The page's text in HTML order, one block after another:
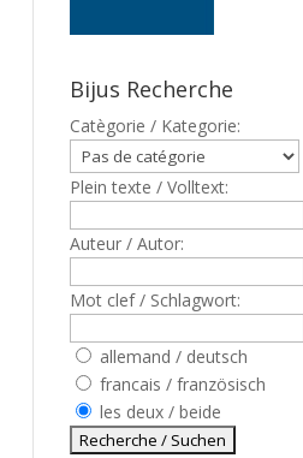
Bijus Recherche
Catègorie / Kategorie:
Plein texte / Volltext:
Auteur / Autor:
Mot clef / Schlagwort:
allemand / deutsch
francais / französisch
les deux / beide